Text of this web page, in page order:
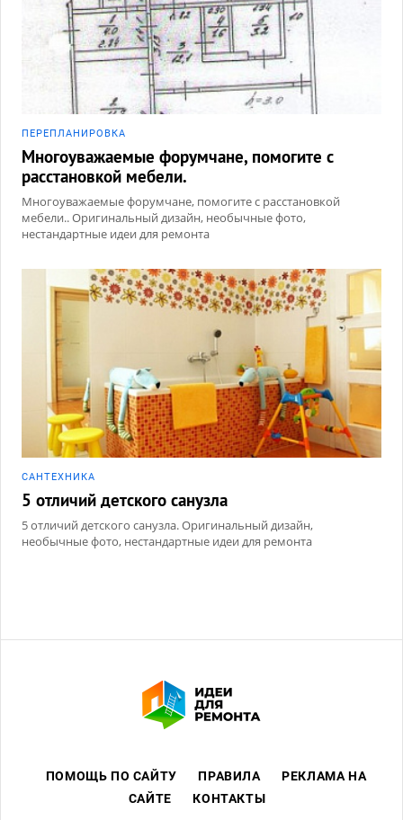
ПЕРЕПЛАНИРОВКА
Многоуважаемые форумчане, помогите с
расстановкой мебели.
Многоуважаемые форумчане, помогите с расстановкой
мебели.. Оригинальный дизайн, необычные фото,
нестандартные идеи для ремонта
САНТЕХНИКА
5 отличий детского санузла
5 отличий детского санузла. Оригинальный дизайн,
необычные фото, нестандартные идеи для ремонта
ПОМОЩЬ ПО САЙТУ ПРАВИЛА
РЕКЛАМА НА
САЙТЕ
КОНТАКТЫ